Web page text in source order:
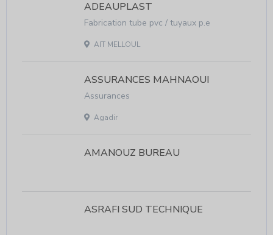
ADEAUPLAST
Fabrication tube pvc / tuyaux p.e
AIT MELLOUL
ASSURANCES MAHNAOUI
Assurances
Agadir
AMANOUZ BUREAU
ASRAFI SUD TECHNIQUE